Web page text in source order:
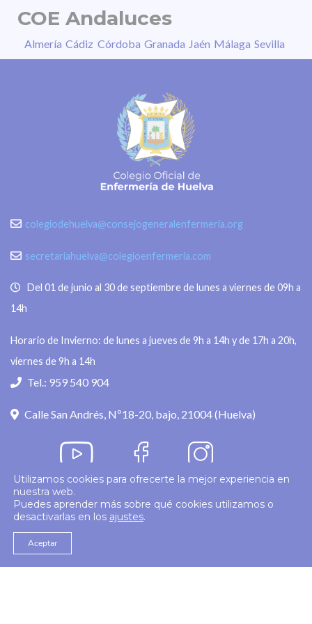
COE Andaluces
Almería Cádiz Córdoba Granada Jaén Málaga Sevilla
colegiodehuelva@consejogeneralenfermeria.org
secretariahuelva@colegioenfermeria.com
Del 01 de junio al 30 de septiembre de lunes a viernes de 09h a
14h
Horario de Invierno: de lunes a jueves de 9h a 14h y de 17h a 20h,
viernes de 9h a 14h
Tel.: 959 540 904
Calle San Andrés, Nº18-20, bajo, 21004 (Huelva)
© 2026 Colegio Enfermería Huelva
Utilizamos cookies para ofrecerte la mejor experiencia en
nuestra web.
Puedes aprender más sobre qué cookies utilizamos o
desactivarlas en los ajustes.
Aceptar